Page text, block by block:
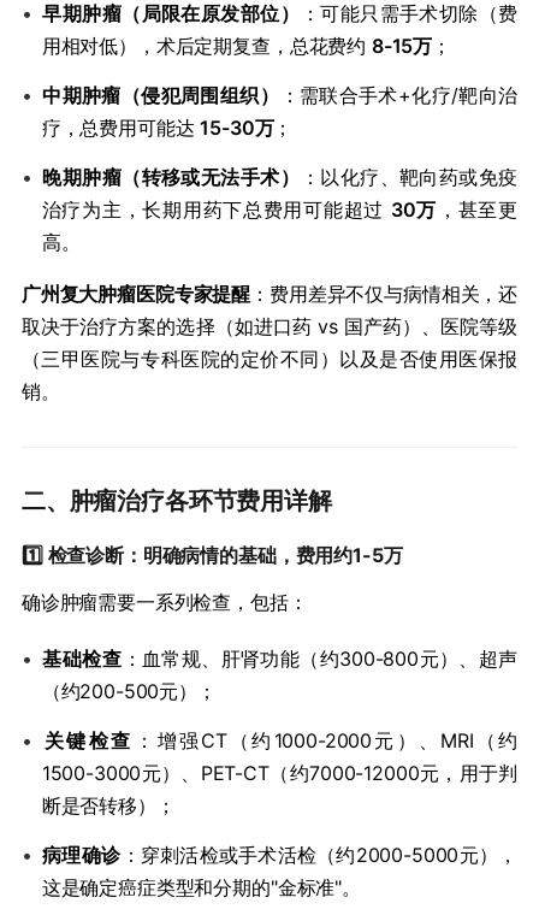
• ​早期肿瘤（局限在原发部位）​
​：可能只需手术切除（费
用相对低），术后定期复查，总花费约 ​ ​8-15万​ ​；
• ​中期肿瘤（侵犯周围组织）​
​：需联合手术+化疗/靶向治
疗，总费用可能达 ​​15-30万​​；
• ​晚期肿瘤（转移或无法手术）​
​：以化疗、靶向药或免疫
治疗为主，长期用药下总费用可能超过 ​ ​30万​ ​，甚至更
高。
​广州复大肿瘤医院专家提醒​ ​：费用差异不仅与病情相关，还
取决于治疗方案的选择（如进口药 vs 国产药）、医院等级
（三甲医院与专科医院的定价不同）以及是否使用医保报
销。
二、肿瘤治疗各环节费用详解
1️⃣ ​ ​检查诊断：明确病情的基础，费用约1-5万​
确诊肿瘤需要一系列检查，包括：
• ​基础检查​ ​：血常规、肝肾功能（约300-800元）、超声
（约200-500元）；
• ​关键检查​ ​：增强CT（约1000-2000元）、MRI（约
1500-3000元）、PET-CT（约7000-12000元，用于判
断是否转移）；
• ​病理确诊​​：穿刺活检或手术活检（约2000-5000元），
这是确定癌症类型和分期的"金标准"。